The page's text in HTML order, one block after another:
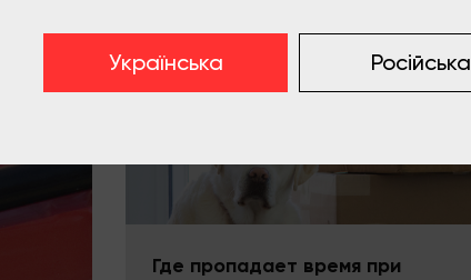
Где пропадает время при
Українська Російська